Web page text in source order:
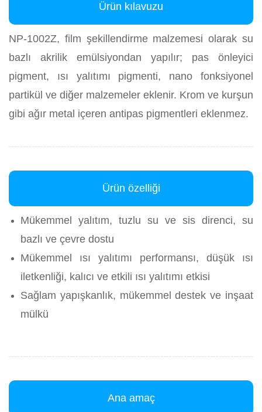
Ürün kılavuzu
NP-1002Z, film şekillendirme malzemesi olarak su
bazlı akrilik emülsiyondan yapılır; pas önleyici
pigment, ısı yalıtımı pigmenti, nano fonksiyonel
partikül ve diğer malzemeler eklenir. Krom ve kurşun
gibi ağır metal içeren antipas pigmentleri eklenmez.
Ürün özelliği
Mükemmel yalıtım, tuzlu su ve sis direnci, su
bazlı ve çevre dostu
Mükemmel ısı yalıtımı performansı, düşük ısı
iletkenliği, kalıcı ve etkili ısı yalıtımı etkisi
Sağlam yapışkanlık, mükemmel destek ve inşaat
mülkü
Ana amaç